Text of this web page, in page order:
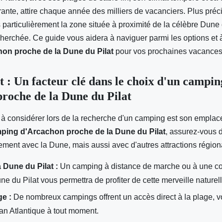
attire chaque année des milliers de vacanciers. Plus
la zone située à proximité de la célèbre Dune
Ce guide vous aidera à naviguer parmi les options et
proche de la Dune du Pilat pour vos prochaines
: Un facteur clé dans le choix d'un
de la Dune du Pilat
considérer lors de la recherche d'un camping est son
d'Arcachon proche de la Dune du Pilat, assurez-vous
avec la Dune, mais aussi avec d'autres attractions
Dune du Pilat : Un camping à distance de marche ou à une
du Pilat vous permettra de profiter de cette merveille
: De nombreux campings offrent un accès direct à la plage,
Atlantique à tout moment.